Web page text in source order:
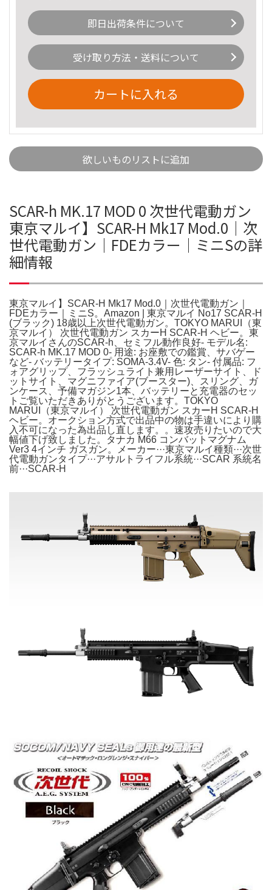
即日出荷条件について
受け取り方法・送料について
カートに入れる
欲しいものリストに追加
SCAR-h MK.17 MOD 0 次世代電動ガン
東京マルイ】SCAR-H Mk17 Mod.0｜次
世代電動ガン｜FDEカラー｜ミニSの詳
細情報
東京マルイ】SCAR-H Mk17 Mod.0｜次世代電動ガン｜
FDEカラー｜ミニS。Amazon | 東京マルイ No17 SCAR-H
(ブラック) 18歳以上次世代電動ガン。TOKYO MARUI（東
京マルイ） 次世代電動ガン スカーH SCAR-H ヘビー。東
京マルイさんのSCAR-h、セミフル動作良好- モデル名:
SCAR-h MK.17 MOD 0- 用途: お座敷での鑑賞、サバゲー
など- バッテリータイプ: SOMA-3.4V- 色: タン- 付属品: フ
ォアグリップ、フラッシュライト兼用レーザーサイト、ド
ットサイト、マグニファイア(ブースター)、スリング、ガ
ンケース、予備マガジン1本、バッテリーと充電器のセッ
トご覧いただきありがとうございます。TOKYO
MARUI（東京マルイ） 次世代電動ガン スカーH SCAR-H
ヘビー。オークション方式で出品中の物は手違いにより購
入不可になった為出品し直します。。速攻売りたいので大
幅値下げ致しました。タナカ M66 コンバットマグナム
Ver3 4インチ ガスガン。メーカー···東京マルイ種類···次世
代電動ガンタイプ···アサルトライフル系統···SCAR 系統名
前···SCAR-H